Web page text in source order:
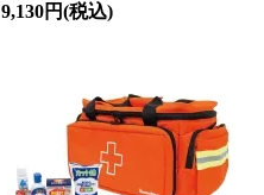
9,130円(税込)